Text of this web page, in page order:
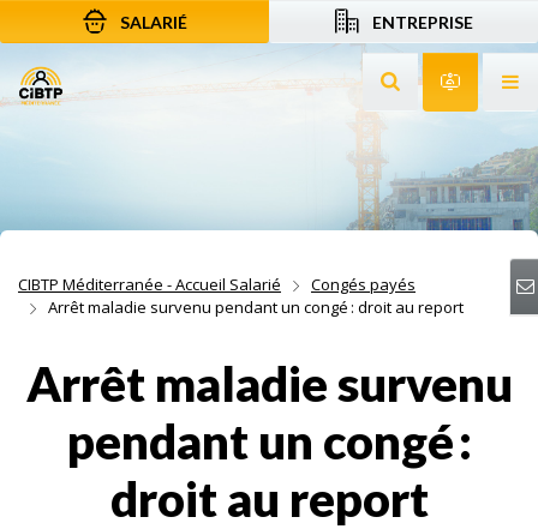
Aller au contenu
Aller à la recherche
Aller à la navigation
SALARIÉ ENTREPRISE
Rechercher sur
CIBTP Méditerranée - Accueil Salarié
Congés payés
Arrêt maladie survenu pendant un congé : droit au report
Arrêt maladie survenu
pendant un congé :
droit au report